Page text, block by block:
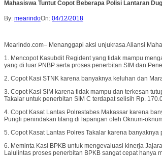
Mahasiswa Tuntut Copot Beberapa Polisi Lantaran
By: mearindoOn: 04/12/2018
Mearindo.com– Menanggapi aksi unjukrasa Aliansi
1. Mencopot Kasubdit Regident yang tidak mampu
yang di luar PNBP serta proses penerbitan SIM dan
2. Copot Kasi STNK karena banyaknya keluhan dan
3. Copot Kasi SIM karena tidak mampu dan terkesan
Takalar untuk penerbitan SIM C terdapat selisih Rp.
4. Copot Kasat Lantas Polrestabes Makassar karena
Pungli penindakan tilang di lapangan oleh Oknum-
5. Copot Kasat Lantas Polres Takalar karena
6. Meminta Kasi BPKB untuk mengevaluasi kinerja
Lalulintas proses penerbitan BPKB sangat cepat hanya